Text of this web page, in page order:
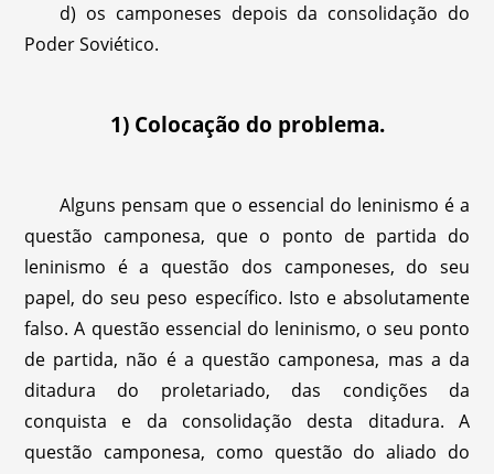
d) os camponeses depois da consolidação do
Poder Soviético.
1) Colocação do problema.
Alguns pensam que o essencial do leninismo é a
questão camponesa, que o ponto de partida do
leninismo é a questão dos camponeses, do seu
papel, do seu peso específico. Isto e absolutamente
falso. A questão essencial do leninismo, o seu ponto
de partida, não é a questão camponesa, mas a da
ditadura do proletariado, das condições da
conquista e da consolidação desta ditadura. A
questão camponesa, como questão do aliado do